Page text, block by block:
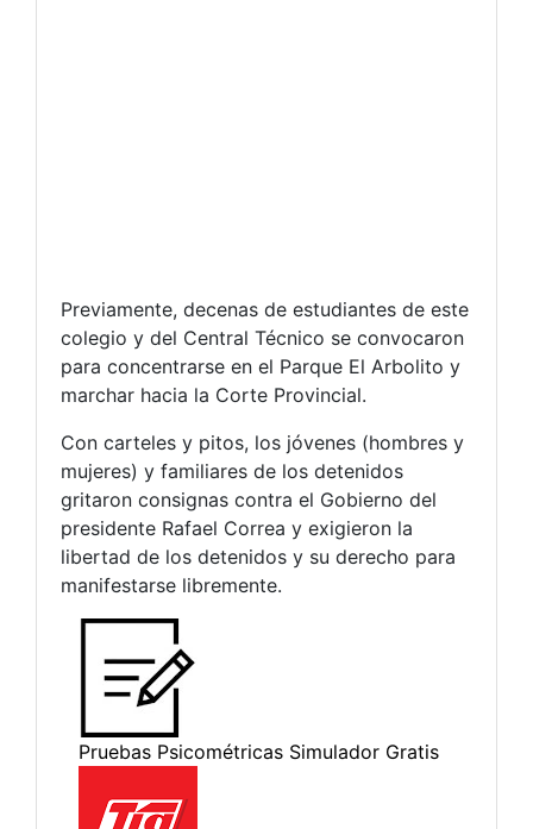
Previamente, decenas de estudiantes de este
colegio y del Central Técnico se convocaron
para concentrarse en el Parque El Arbolito y
marchar hacia la Corte Provincial.
Con carteles y pitos, los jóvenes (hombres y
mujeres) y familiares de los detenidos
gritaron consignas contra el Gobierno del
presidente Rafael Correa y exigieron la
libertad de los detenidos y su derecho para
manifestarse libremente.